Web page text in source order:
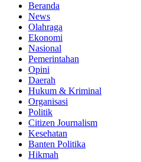
Beranda
News
Olahraga
Ekonomi
Nasional
Pemerintahan
Opini
Daerah
Hukum & Kriminal
Organisasi
Politik
Citizen Journalism
Kesehatan
Banten Politika
Hikmah